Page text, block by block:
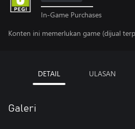
In-Game Purchases
Konten ini memerlukan game (dijual
DETAIL ULASAN
Galeri